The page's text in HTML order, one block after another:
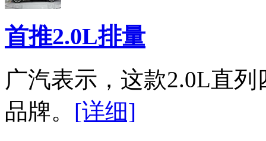
首推2.0L排量
广汽表示，这款2.0L直
品牌。 [详细]